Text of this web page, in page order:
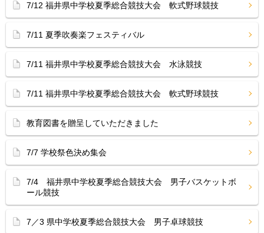
7/12 福井県中学校夏季総合競技大会 軟式野球競技
7/11 夏季吹奏楽フェスティバル
7/11 福井県中学校夏季総合競技大会 水泳競技
7/11 福井県中学校夏季総合競技大会 軟式野球競技
教育図書を贈呈していただきました
7/7 学校祭色決め集会
7/4 福井県中学校夏季総合競技大会 男子バスケットボ
ール競技
7／3 県中学校夏季総合競技大会 男子卓球競技